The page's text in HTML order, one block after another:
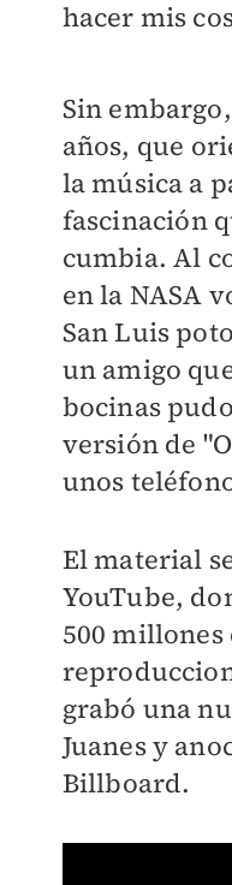
hacer mis
Sin
años, que
la música a
fascinación
cumbia. Al
en la NASA
San Luis
un amigo
bocinas
versión de
unos
El material
YouTube,
500 millones
grabó una
Juanes y
Billboard.